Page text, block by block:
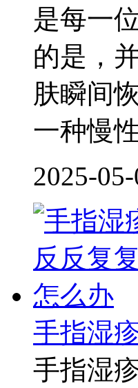
是每一
的是，
肤瞬间
一种慢
2025-
手指湿
手指湿